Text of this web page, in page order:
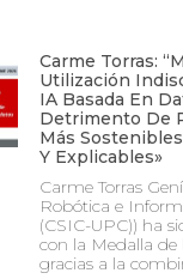
Carme Torras:
Utilización
IA Basada En
Detrimento De
Más
Y Explicables»
Carme Torras
Robótica e
(CSIC-UPC)) ha
con la Medalla
gracias a la